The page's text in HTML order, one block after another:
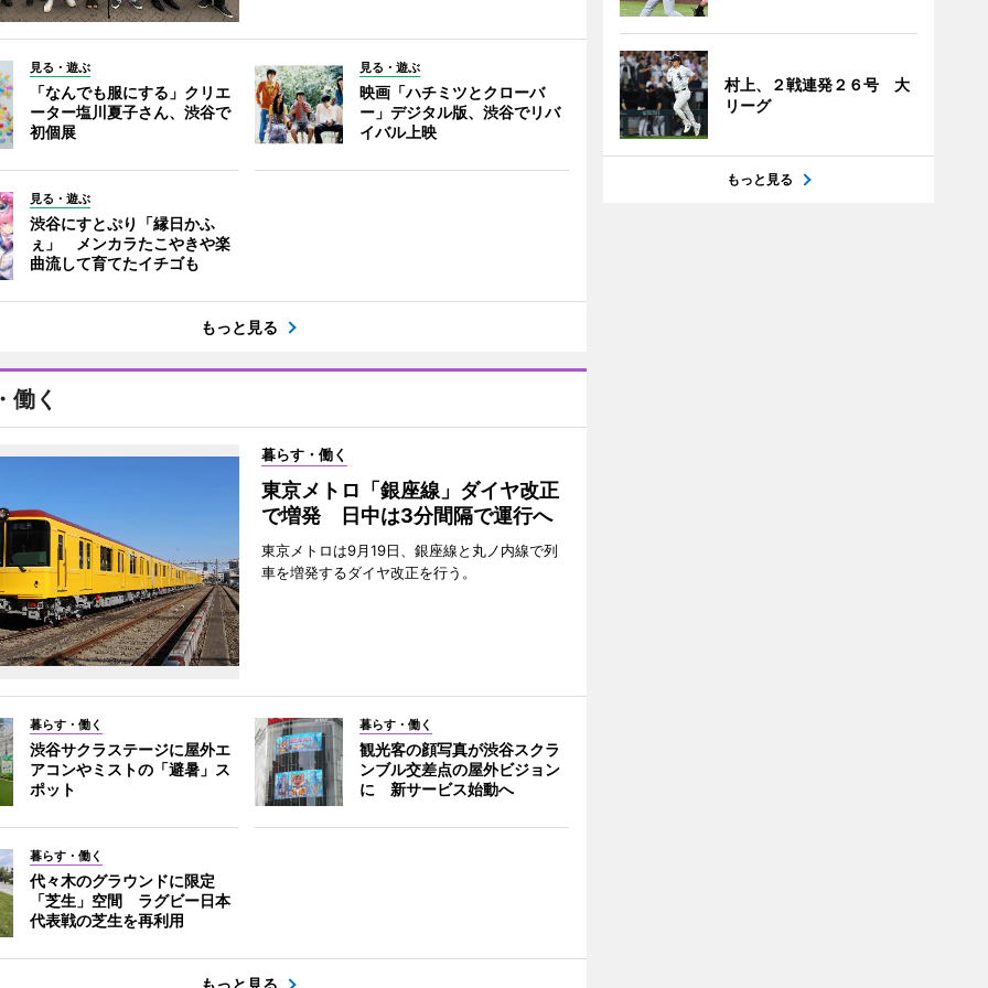
見る・遊ぶ
「なんでも服にする」クリエ
ーター塩川夏子さん、渋谷で
初個展
見る・遊ぶ
映画「ハチミツとクローバ
ー」デジタル版、渋谷でリバ
イバル上映
見る・遊ぶ
渋谷にすとぷり「縁日かふ
ぇ」 メンカラたこやきや楽
曲流して育てたイチゴも
もっと見る
働く
暮らす・働く
東京メトロ「銀座線」ダイヤ改正
で増発 日中は3分間隔で運行へ
東京メトロは9月19日、銀座線と丸ノ内線で列
車を増発するダイヤ改正を行う。
暮らす・働く
渋谷サクラステージに屋外エ
アコンやミストの「避暑」ス
ポット
暮らす・働く
観光客の顔写真が渋谷スクラ
ンブル交差点の屋外ビジョン
に 新サービス始動へ
暮らす・働く
代々木のグラウンドに限定
「芝生」空間 ラグビー日本
代表戦の芝生を再利用
もっと見る
村上、２戦連発２６号 大
リーグ
もっと見る